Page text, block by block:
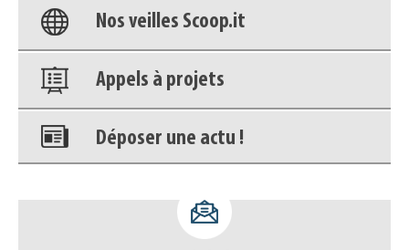
Nos veilles Scoop.it
Appels à projets
Déposer une actu !
déconnecter)